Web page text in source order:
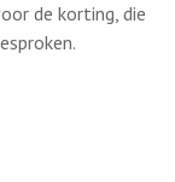
de korting, die